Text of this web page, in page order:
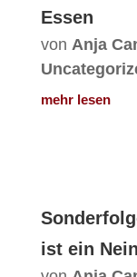
Essen
von Anja
mehr lesen
ist ein Nein